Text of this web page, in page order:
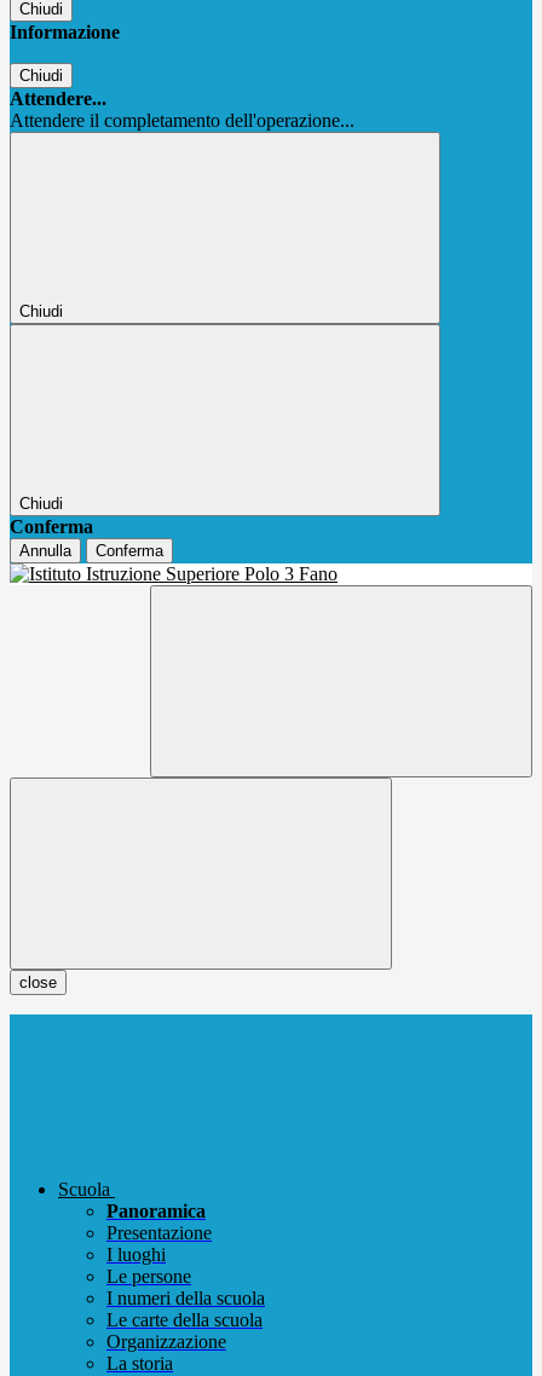
Chiudi
Informazione
Chiudi
Attendere...
Attendere il completamento dell'operazione...
Chiudi
Chiudi
Conferma
Annulla Conferma
close
Scuola
Panoramica
Presentazione
I luoghi
Le persone
I numeri della scuola
Le carte della scuola
Organizzazione
La storia